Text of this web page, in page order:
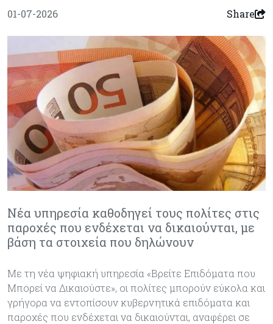
01-07-2026 Share
Νέα υπηρεσία καθοδηγεί τους πολίτες στις
παροχές που ενδέχεται να δικαιούνται, με
βάση τα στοιχεία που δηλώνουν
Με τη νέα ψηφιακή υπηρεσία «Βρείτε Επιδόματα που
Μπορεί να Δικαιούστε», οι πολίτες μπορούν εύκολα και
γρήγορα να εντοπίσουν κυβερνητικά επιδόματα και
παροχές που ενδέχεται να δικαιούνται, αναφέρει σε